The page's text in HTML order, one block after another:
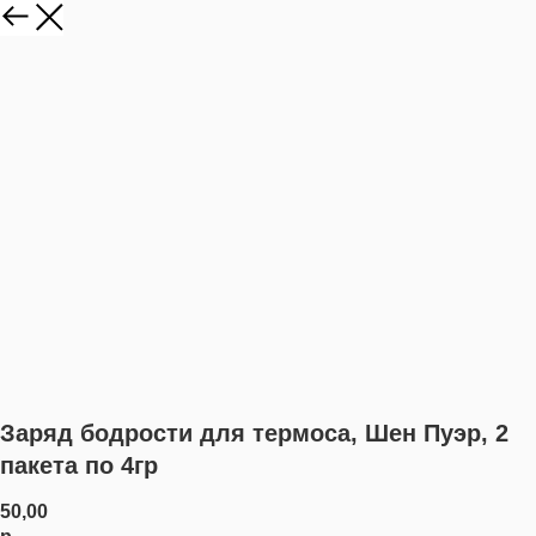
Заряд бодрости для термоса, Шен Пуэр, 2
пакета по 4гр
50,00